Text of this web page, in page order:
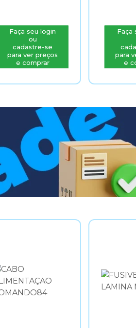
Faça seu login
ou
cadastre-se
para ver preços
e comprar
Faça
para
e